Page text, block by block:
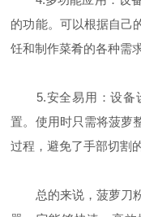
的功能。可以根据自己
饪和制作菜肴的各种需求
5.安全易用：设备
置。使用时只需将菠萝
过程，避免了手部切割
总的来说，菠萝刀粉